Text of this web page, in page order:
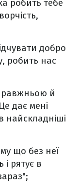
робить тебе
добро
робить нас
й
дає мені
найскладніші
що без неї
і рятує в